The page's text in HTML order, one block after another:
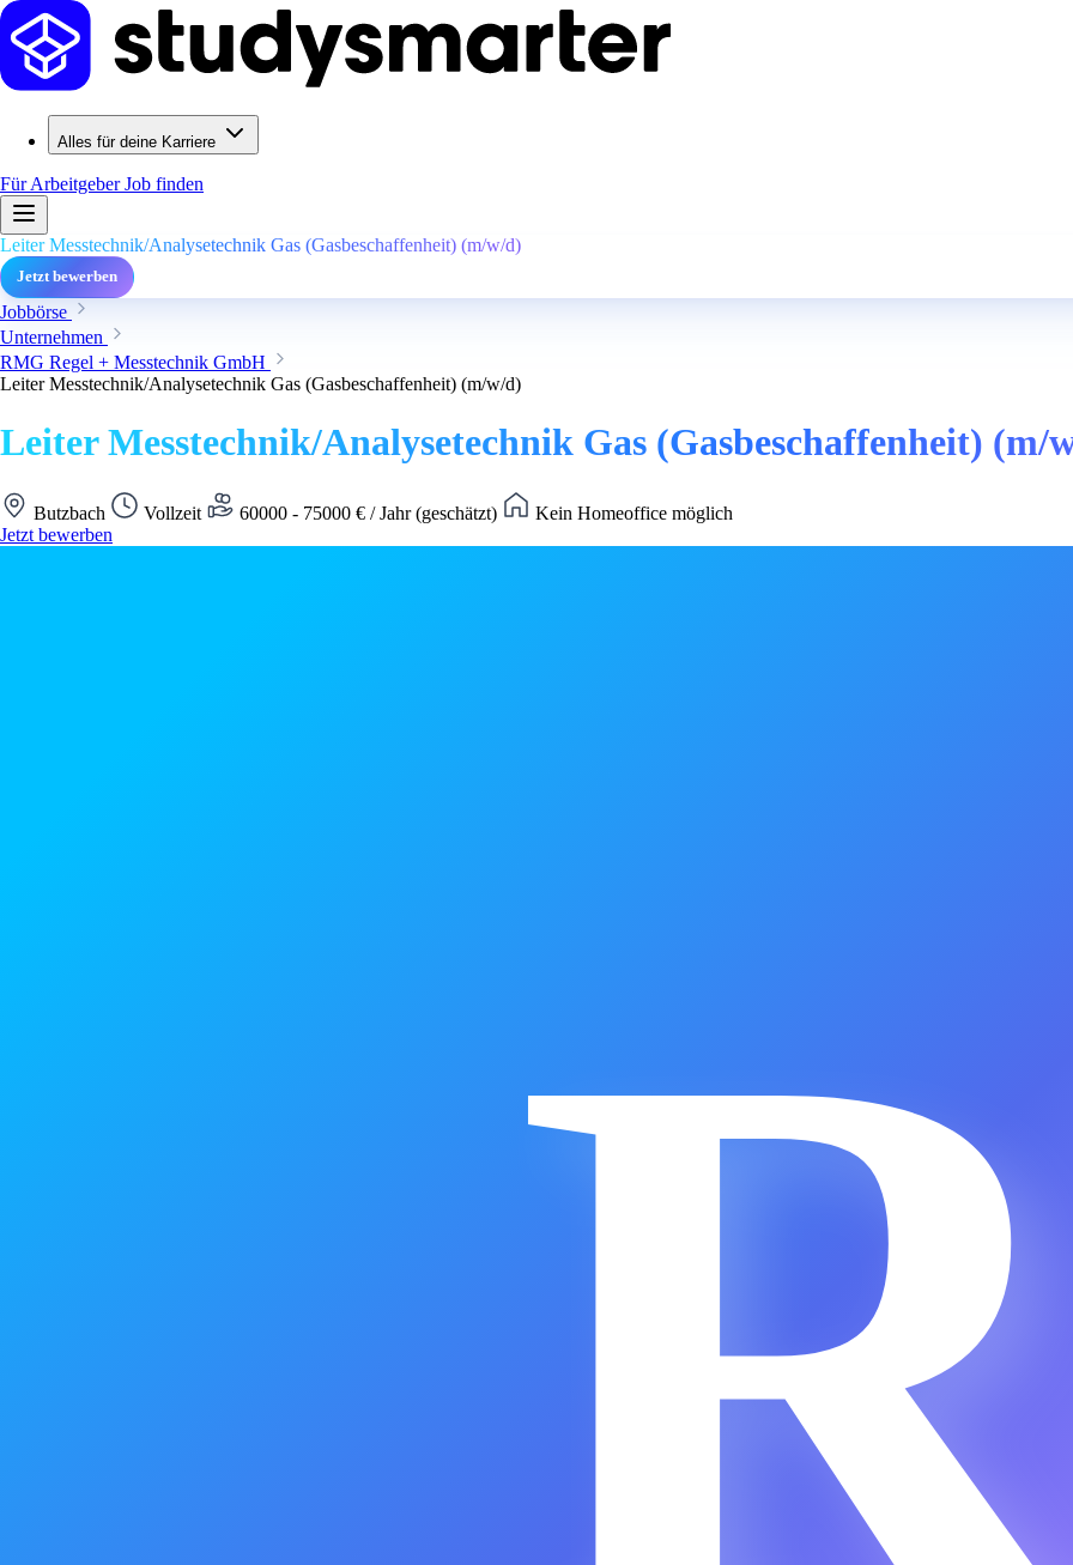
Alles für deine Karriere
Für ArbeitgeberJob finden
Leiter Messtechnik/Analysetechnik Gas (Gasbeschaffenheit) (m/w/d)
Jetzt bewerben
Jobbörse
Unternehmen
RMG Regel + Messtechnik GmbH
Leiter Messtechnik/Analysetechnik Gas (Gasbeschaffenheit) (m/w/d)
Leiter Messtechnik/Analysetechnik Gas (Gasbeschaffenheit) (m/
Butzbach Vollzeit 60000 - 75000 € / Jahr (geschätzt)
Kein Homeoffice möglich
Jetzt bewerben